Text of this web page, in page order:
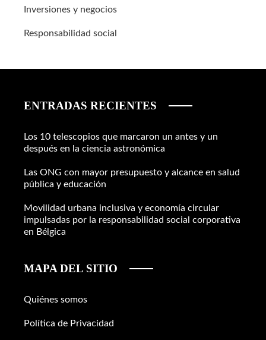
Inversiones y negocios
Responsabilidad social
ENTRADAS RECIENTES
Los 10 telescopios que marcaron un antes y un
después en la ciencia astronómica
Las ONG con mayor presupuesto y alcance en salud
pública y educación
Movilidad urbana inclusiva y economía circular
impulsadas por la responsabilidad social corporativa
en Bélgica
MAPA DEL SITIO
Quiénes somos
Política de Privacidad